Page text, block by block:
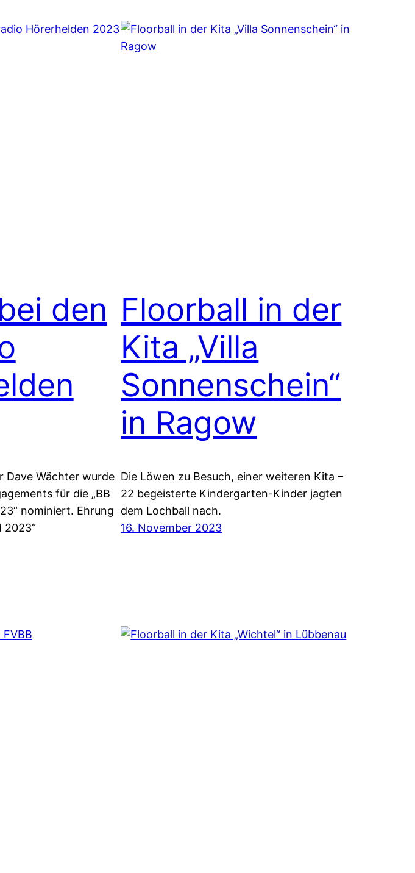
den
Dave Wächter wurde
für die „BB
nominiert. Ehrung
2023“
Floorball in der
Kita „Villa
Sonnenschein“
in Ragow
Die Löwen zu Besuch, einer weiteren Kita –
22 begeisterte Kindergarten-Kinder jagten
dem Lochball nach.
16. November 2023